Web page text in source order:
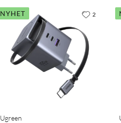
NYHET
Ugreen
2